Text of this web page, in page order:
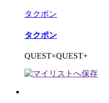
タクポン
タクポン
QUEST×QUEST+